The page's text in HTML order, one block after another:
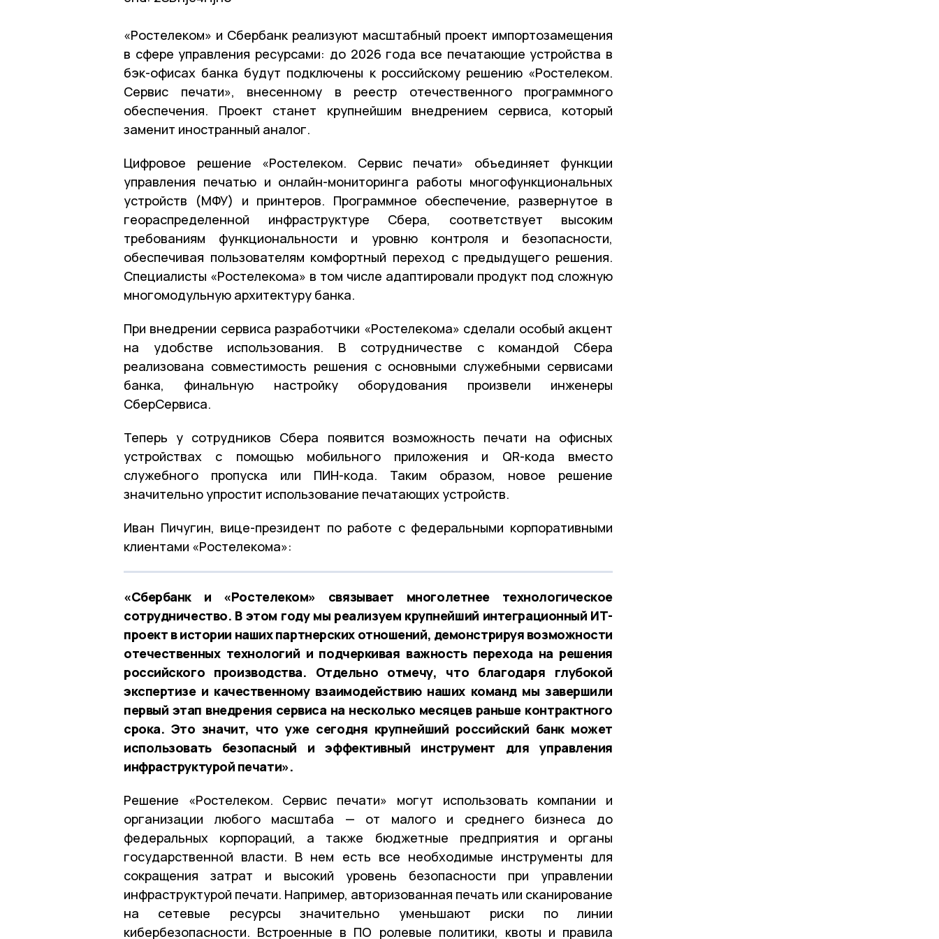
«Ростелеком» и Сбербанк реализуют масштабный проект импортозамещения
в сфере управления ресурсами: до 2026 года все печатающие устройства в
бэк-офисах банка будут подключены к российскому решению «Ростелеком.
Сервис печати», внесенному в реестр отечественного программного
обеспечения. Проект станет крупнейшим внедрением сервиса, который
заменит иностранный аналог.
Цифровое решение «Ростелеком. Сервис печати» объединяет функции
управления печатью и онлайн-мониторинга работы многофункциональных
устройств (МФУ) и принтеров. Программное обеспечение, развернутое в
геораспределенной инфраструктуре Сбера, соответствует высоким
требованиям функциональности и уровню контроля и безопасности,
обеспечивая пользователям комфортный переход с предыдущего решения.
Специалисты «Ростелекома» в том числе адаптировали продукт под сложную
многомодульную архитектуру банка.
При внедрении сервиса разработчики «Ростелекома» сделали особый акцент
на удобстве использования. В сотрудничестве с командой Сбера
реализована совместимость решения с основными служебными сервисами
банка, финальную настройку оборудования произвели инженеры
СберСервиса.
Теперь у сотрудников Сбера появится возможность печати на офисных
устройствах с помощью мобильного приложения и QR-кода вместо
служебного пропуска или ПИН-кода. Таким образом, новое решение
значительно упростит использование печатающих устройств.
Иван Пичугин, вице-президент по работе с федеральными корпоративными
клиентами «Ростелекома»:
«Сбербанк и «Ростелеком» связывает многолетнее технологическое
сотрудничество. В этом году мы реализуем крупнейший интеграционный ИТ-
проект в истории наших партнерских отношений, демонстрируя возможности
отечественных технологий и подчеркивая важность перехода на решения
российского производства. Отдельно отмечу, что благодаря глубокой
экспертизе и качественному взаимодействию наших команд мы завершили
первый этап внедрения сервиса на несколько месяцев раньше контрактного
срока. Это значит, что уже сегодня крупнейший российский банк может
использовать безопасный и эффективный инструмент для управления
инфраструктурой печати».
Решение «Ростелеком. Сервис печати» могут использовать компании и
организации любого масштаба — от малого и среднего бизнеса до
федеральных корпораций, а также бюджетные предприятия и органы
государственной власти. В нем есть все необходимые инструменты для
сокращения затрат и высокий уровень безопасности при управлении
инфраструктурой печати. Например, авторизованная печать или сканирование
на сетевые ресурсы значительно уменьшают риски по линии
кибербезопасности. Встроенные в ПО ролевые политики, квоты и правила